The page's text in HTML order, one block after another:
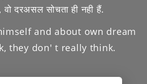
वो दरअसल सोचता ही नही हैं.
and about own dream
they don' t really think.